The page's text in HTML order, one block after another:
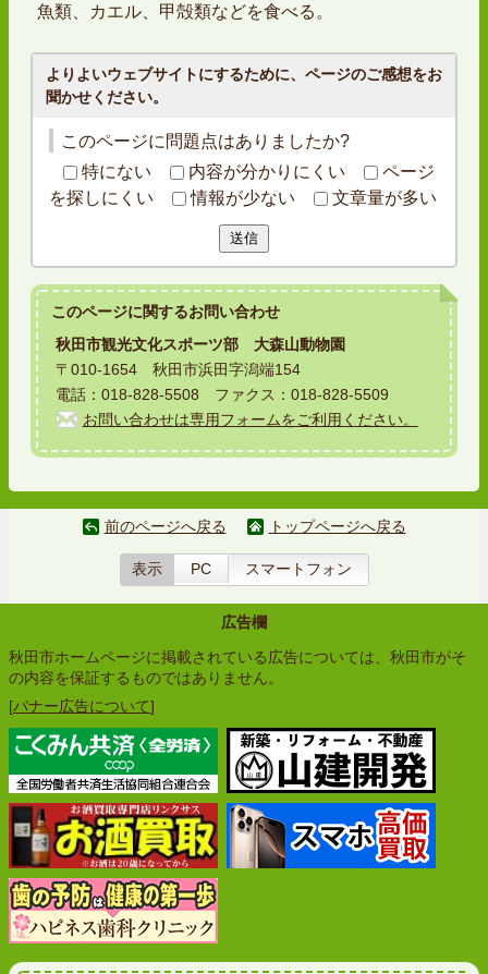
魚類、カエル、甲殻類などを食べる。
よりよいウェブサイトにするために、ページのご感想をお
聞かせください。
このページに問題点はありましたか?
特にない
内容が分かりにくい
ページ
を探しにくい
情報が少ない 文章量が多い
送信
このページに関するお問い合わせ
秋田市観光文化スポーツ部 大森山動物園
〒010-1654 秋田市浜田字潟端154
電話：018-828-5508 ファクス：018-828-5509
お問い合わせは専用フォームをご利用ください。
前のページへ戻る トップページへ戻る
表示 PC スマートフォン
広告欄
秋田市ホームページに掲載されている広告については、秋田市がそ
の内容を保証するものではありません。
[バナー広告について]